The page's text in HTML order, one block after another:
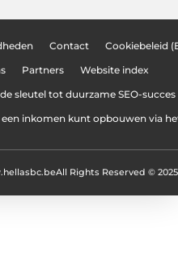
Contact Cookiebeleid
Partners Website index
sleutel tot duurzame SEO-succes
inkomen kunt opbouwen via
All Rights Reserved © 2025